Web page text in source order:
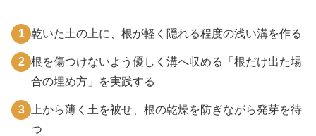
1 乾いた土の上に、根が軽く隠れる程度の浅い溝を作る
2 根を傷つけないよう優しく溝へ収める「根だけ出た場
合の埋め方」を実践する
3
上から薄く土を被せ、根の乾燥を防ぎながら発芽を待
つ